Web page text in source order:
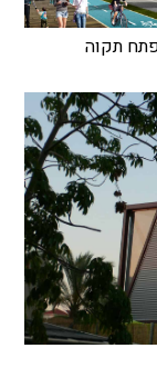
תקוה